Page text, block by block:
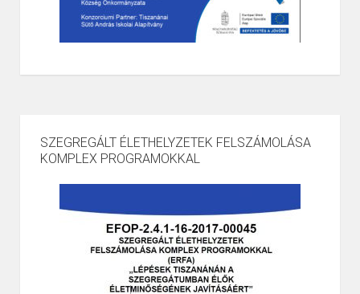
SZEGREGÁLT ÉLETHELYZETEK FELSZÁMOLÁSA
KOMPLEX PROGRAMOKKAL